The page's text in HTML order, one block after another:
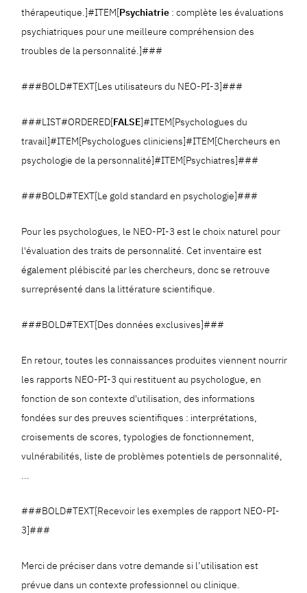
thérapeutique.]#ITEM[Psychiatrie : complète les évaluations
psychiatriques pour une meilleure compréhension des
troubles de la personnalité.]###
###BOLD#TEXT[Les utilisateurs du NEO-PI-3]###
###LIST#ORDERED[FALSE]#ITEM[Psychologues du
travail]#ITEM[Psychologues cliniciens]#ITEM[Chercheurs en
psychologie de la personnalité]#ITEM[Psychiatres]###
###BOLD#TEXT[Le gold standard en psychologie]###
Pour les psychologues, le NEO-PI-3 est le choix naturel pour
l'évaluation des traits de personnalité. Cet inventaire est
également plébiscité par les chercheurs, donc se retrouve
surreprésenté dans la littérature scientifique.
###BOLD#TEXT[Des données exclusives]###
En retour, toutes les connaissances produites viennent nourrir
les rapports NEO-PI-3 qui restituent au psychologue, en
fonction de son contexte d'utilisation, des informations
fondées sur des preuves scientifiques : interprétations,
croisements de scores, typologies de fonctionnement,
vulnérabilités, liste de problèmes potentiels de personnalité,
...
###BOLD#TEXT[Recevoir les exemples de rapport NEO-PI-
3]###
Merci de préciser dans votre demande si l’utilisation est
prévue dans un contexte professionnel ou clinique.